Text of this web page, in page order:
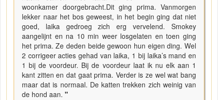
woonkamer doorgebracht.Dit ging prima. Vanmorgen
lekker naar het bos geweest, in het begin ging dat niet
goed, laika gedroeg zich erg vervelend. Smokey
aangelijnt en na 10 min weer losgelaten en toen ging
het prima. Ze deden beide gewoon hun eigen ding. Wel
2 corrigeer acties gehad van laika, 1 bij laika’s mand en
1 bij de voordeur. Bij de voordeur laat ik nu elk aan 1
kant zitten en dat gaat prima. Verder is ze wel wat bang
maar dat is normaal. De katten trekken zich weinig van
de hond aan. "